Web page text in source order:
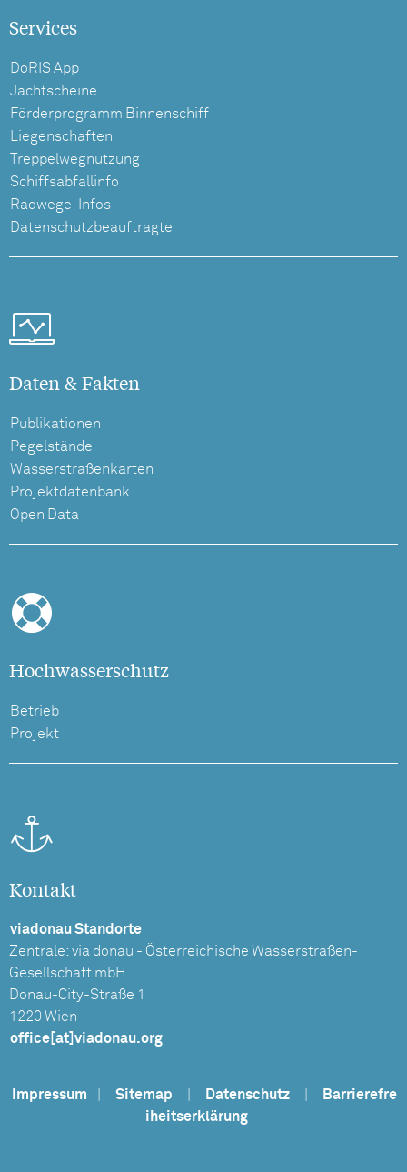
Services
DoRIS App
Jachtscheine
Förderprogramm Binnenschiff
Liegenschaften
Treppelwegnutzung
Schiffsabfallinfo
Radwege-Infos
Datenschutzbeauftragte
Daten & Fakten
Publikationen
Pegelstände
Wasserstraßenkarten
Projektdatenbank
Open Data
Hochwasserschutz
Betrieb
Projekt
Kontakt
viadonau Standorte
Zentrale: via donau - Österreichische Wasserstraßen-
Gesellschaft mbH
Donau-City-Straße 1
1220 Wien
office[at]viadonau.org
Impressum Sitemap Datenschutz
Barrierefre
iheitserklärung